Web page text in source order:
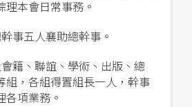
理本會日常事務。
事五人襄助總幹事。
籍、聯誼、學術、出版、總
組，各組得置組長一人，幹事
各項業務。